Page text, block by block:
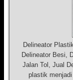
Delineator
Delineator Besi,
Jalan Tol, Jual
plastik